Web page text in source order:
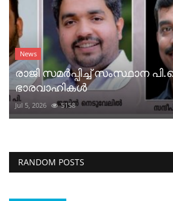
News
രാജി സമർപ്പിച്ച് സംസ്ഥാന
ഭാരവാഹികൾ
Jul 5, 2026 5158
RANDOM POSTS
India